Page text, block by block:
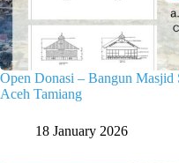
Open Donasi – Bangun Masjid
Aceh Tamiang
18 January 2026